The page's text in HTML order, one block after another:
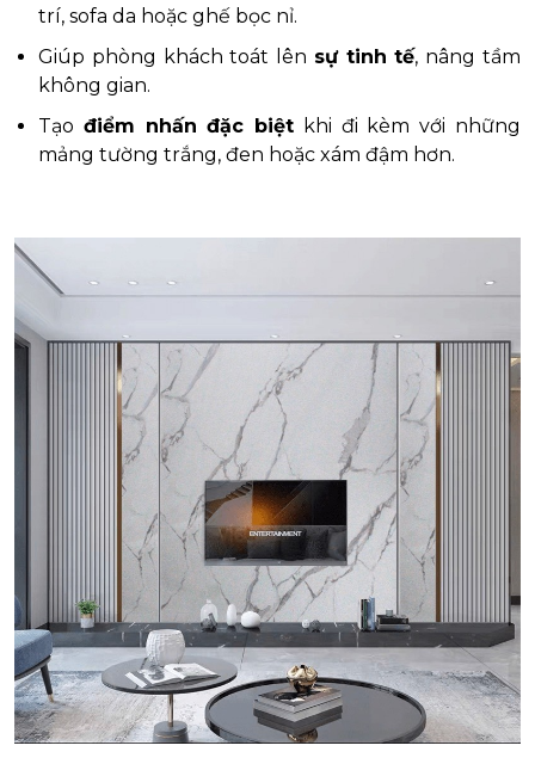
trí, sofa da hoặc ghế bọc nỉ.
Giúp phòng khách toát lên sự tinh tế, nâng tầm
không gian.
Tạo điểm nhấn đặc biệt khi đi kèm với những
mảng tường trắng, đen hoặc xám đậm hơn.